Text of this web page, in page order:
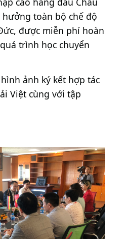
toàn bộ chế độ
được miễn phí hoàn
trình học chuyển
ảnh ký kết hợp tác
Việt cùng với tập